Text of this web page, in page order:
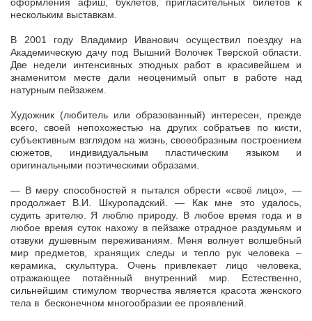
нескольким выставкам.
В 2001 году Владимир Иванович осуществил поездку на
Академическую дачу под Вышний Волочек Тверской области.
Две недели интенсивных этюдных работ в красивейшем и
знаменитом месте дали неоценимый опыт в работе над
натурным пейзажем.
Художник (любитель или образованный) интересен, прежде
всего, своей непохожестью на других собратьев по кисти,
субъективным взглядом на жизнь, своеобразным построением
сюжетов, индивидуальным пластическим языком и
оригинальными поэтическими образами.
— В меру способностей я пытался обрести «своё лицо», —
продолжает В.И. Шкуропадский. — Как мне это удалось,
судить зрителю. Я люблю природу. В любое время года и в
любое время суток нахожу в пейзаже отрадное раздумьям и
отзвуки душевным переживаниям. Меня волнует волшебный
мир предметов, хранящих следы и тепло рук человека –
керамика, скульптура. Очень привлекает лицо человека,
отражающее потаённый внутренний мир. Естественно,
сильнейшим стимулом творчества является красота женского
тела в бесконечном многообразии ее проявлений.